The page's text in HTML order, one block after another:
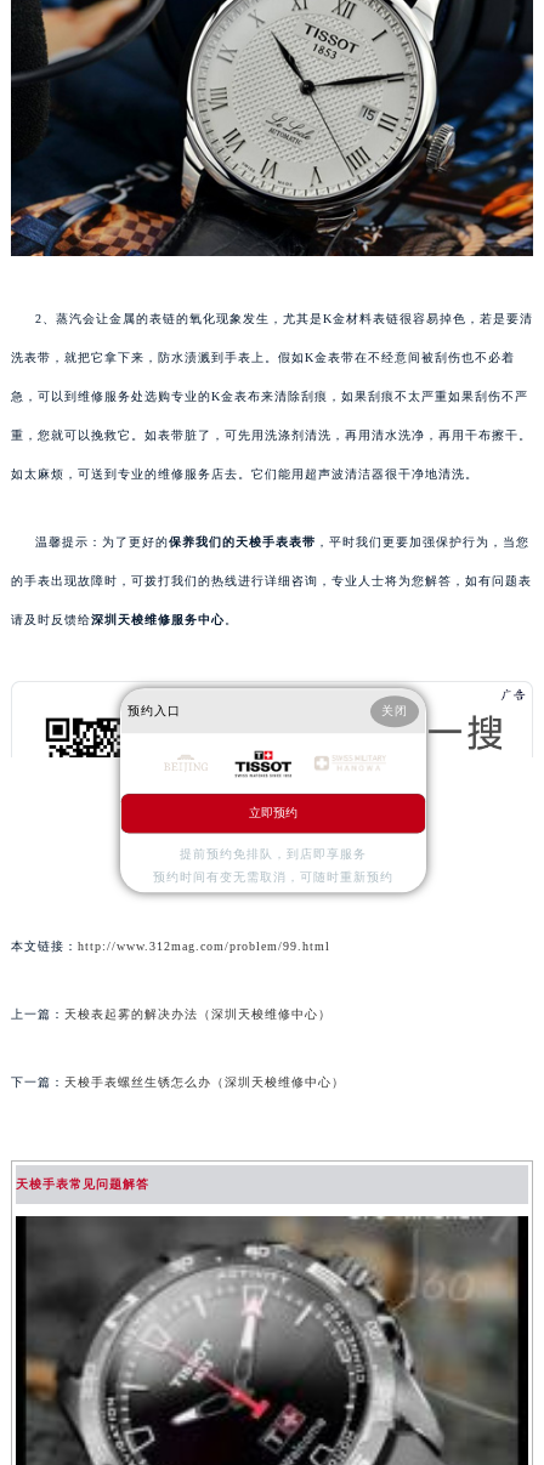
2、蒸汽会让金属的表链的氧化现象发生，尤其是K金材料表链很容易掉色，若是要清
洗表带，就把它拿下来，防水渍溅到手表上。假如K金表带在不经意间被刮伤也不必着
急，可以到维修服务处选购专业的K金表布来清除刮痕，如果刮痕不太严重如果刮伤不严
重，您就可以挽救它。如表带脏了，可先用洗涤剂清洗，再用清水洗净，再用干布擦干。
如太麻烦，可送到专业的维修服务店去。它们能用超声波清洁器很干净地清洗。
温馨提示：为了更好的保养我们的天梭手表表带 ，平时我们更要加强保护行为，当您
的手表出现故障时，可拨打我们的热线进行详细咨询，专业人士将为您解答，如有问题表
请及时反馈给深圳天梭维修服务中心。
本文链接： http://www.312mag.com/problem/99.html
上一篇： 天梭表起雾的解决办法（深圳天梭维修中心）
下一篇： 天梭手表螺丝生锈怎么办（深圳天梭维修中心）
天梭手表常见问题解答
预约入口 关闭
立即预约
提前预约免排队，到店即享服务
预约时间有变无需取消，可随时重新预约